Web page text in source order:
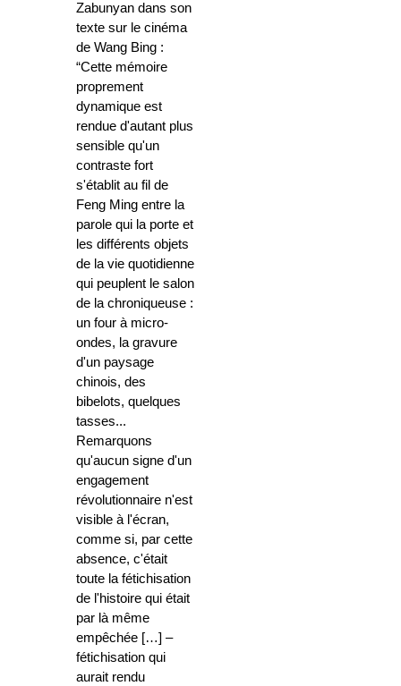
Zabunyan dans son
texte sur le cinéma
de Wang Bing :
“Cette mémoire
proprement
dynamique est
rendue d'autant plus
sensible qu'un
contraste fort
s'établit au fil de
Feng Ming entre la
parole qui la porte et
les différents objets
de la vie quotidienne
qui peuplent le salon
de la chroniqueuse :
un four à micro-
ondes, la gravure
d'un paysage
chinois, des
bibelots, quelques
tasses...
Remarquons
qu'aucun signe d'un
engagement
révolutionnaire n'est
visible à l'écran,
comme si, par cette
absence, c'était
toute la fétichisation
de l'histoire qui était
par là même
empêchée […] –
fétichisation qui
aurait rendu